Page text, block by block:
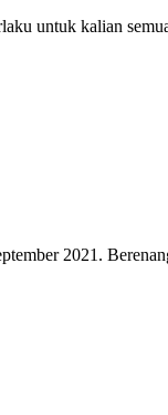
untuk kalian
2021.